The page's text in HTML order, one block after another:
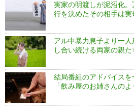
実家の明渡しが泥沼化
行を決めたその相手は実
アル中暴力息子より一
し合い続ける両家の親た
結局番組のアドバイス
「飲み屋のお姉さんのよ